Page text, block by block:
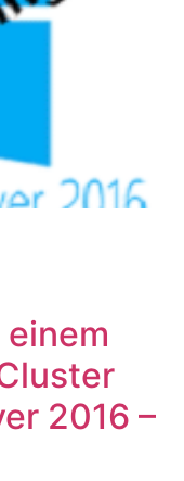
2016 –